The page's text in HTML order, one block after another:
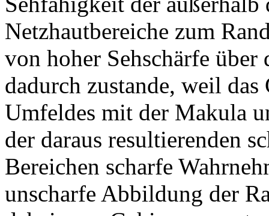
Netzhautbereiche zum
von hoher Sehschärfe über
dadurch zustande, weil
Umfeldes mit der Makula
der daraus resultierenden
Bereichen scharfe
unscharfe Abbildung der